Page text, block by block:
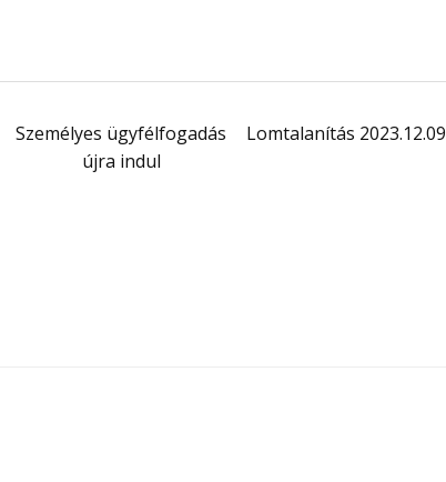
Személyes ügyfélfogadás
újra indul
Lomtalanítás 2023.12.09